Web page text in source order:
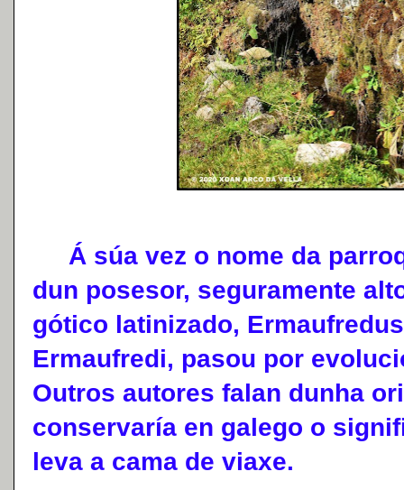
Á súa vez o nome da
dun posesor, seguramente
gótico latinizado,
Ermaufredi, pasou por
Outros autores falan dunha
conservaría en galego o
leva a cama de viaxe.